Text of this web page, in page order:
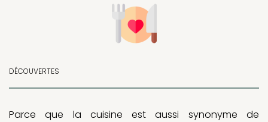
DÉCOUVERTES
Parce que la cuisine est aussi synonyme de